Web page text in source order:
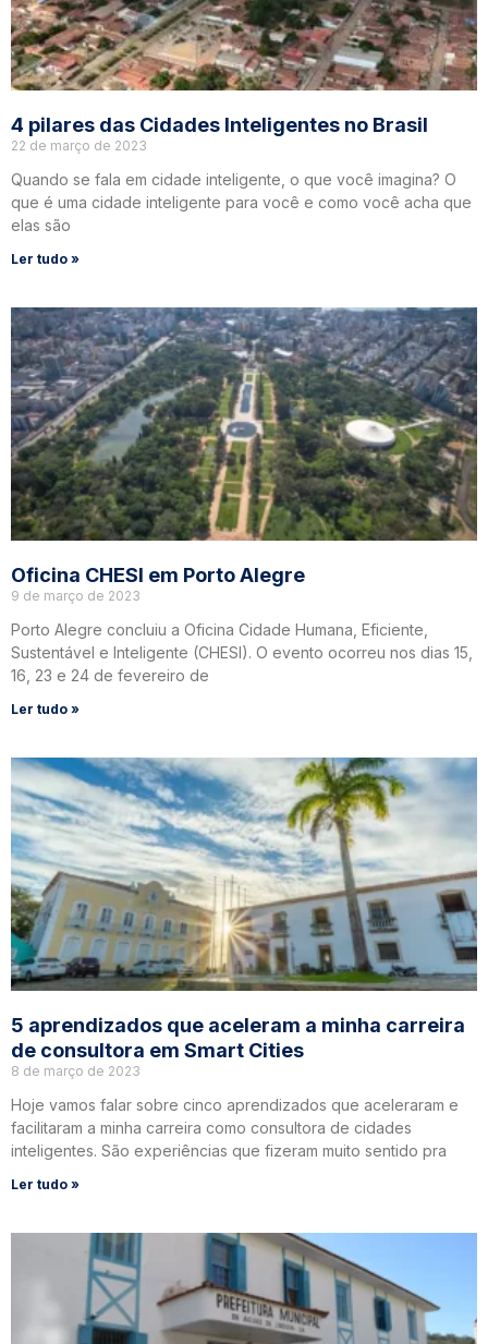
4 pilares das Cidades Inteligentes no Brasil
22 de março de 2023
Quando se fala em cidade inteligente, o que você imagina? O
que é uma cidade inteligente para você e como você acha que
elas são
Ler tudo »
Oficina CHESI em Porto Alegre
9 de março de 2023
Porto Alegre concluiu a Oficina Cidade Humana, Eficiente,
Sustentável e Inteligente (CHESI). O evento ocorreu nos dias 15,
16, 23 e 24 de fevereiro de
Ler tudo »
5 aprendizados que aceleram a minha carreira
de consultora em Smart Cities
8 de março de 2023
Hoje vamos falar sobre cinco aprendizados que aceleraram e
facilitaram a minha carreira como consultora de cidades
inteligentes. São experiências que fizeram muito sentido pra
Ler tudo »